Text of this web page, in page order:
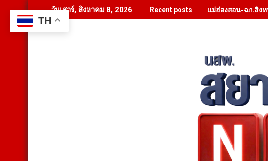
to
content
วันเสาร์, สิงหาคม 8, 2026 Recent posts ‘วรศิษฎ์’ เปิดสัมม
TH